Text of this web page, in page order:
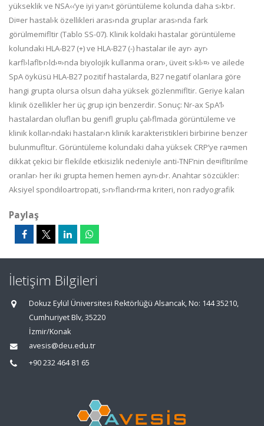
yükseklik ve NSA‹‹’ye iyi yan›t görüntüleme kolunda daha s›kt›r.
Di¤er hastal›k özellikleri aras›nda gruplar aras›nda fark
görülmemifltir (Tablo SS-07). Klinik koldaki hastalar görüntüleme
kolundaki HLA-B27 (+) ve HLA-B27 (-) hastalar ile ayr› ayr›
karfl›laflt›r›ld›¤›nda biyolojik kullanma oran›, üveit s›kl›¤› ve ailede
SpA öyküsü HLA-B27 pozitif hastalarda, B27 negatif olanlara göre
hangi grupta olursa olsun daha yüksek gözlenmifltir. Geriye kalan
klinik özellikler her üç grup için benzerdir. Sonuç: Nr-ax SpA’l›
hastalardan oluflan bu genifl gruplu çal›flmada görüntüleme ve
klinik kollar›ndaki hastalar›n klinik karakteristikleri birbirine benzer
bulunmufltur. Görüntüleme kolundaki daha yüksek CRP’ye ra¤men
dikkat çekici bir flekilde etkisizlik nedeniyle anti-TNF’nin de¤ifltirilme
oranlar› her iki grupta hemen hemen ayn›d›r. Anahtar sözcükler:
Aksiyel spondiloartropati, s›n›fland›rma kriteri, non radyografik
Paylaş
İletişim Bilgileri
Dokuz Eylül Üniversitesi Rektörlüğü Alsancak, No: 144 35210,
Cumhuriyet Blv, 35220
İzmir/Konak
avesis@deu.edu.tr
+90 232 464 81 65